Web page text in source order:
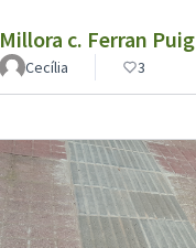
Millora c. Ferran Puig
Cecília
3